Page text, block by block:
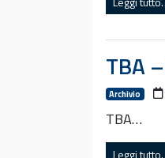
TBA
Archivio
TBA…
Leggi